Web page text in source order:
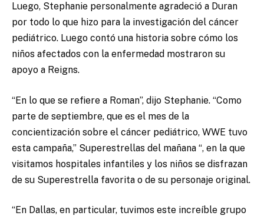
Luego, Stephanie personalmente agradeció a Duran
por todo lo que hizo para la investigación del cáncer
pediátrico. Luego contó una historia sobre cómo los
niños afectados con la enfermedad mostraron su
apoyo a Reigns.
“En lo que se refiere a Roman”, dijo Stephanie. “Como
parte de septiembre, que es el mes de la
concientización sobre el cáncer pediátrico, WWE tuvo
esta campaña,” Superestrellas del mañana “, en la que
visitamos hospitales infantiles y los niños se disfrazan
de su Superestrella favorita o de su personaje original.
“En Dallas, en particular, tuvimos este increíble grupo